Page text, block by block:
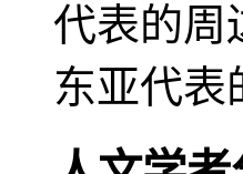
代表的周
东亚代表